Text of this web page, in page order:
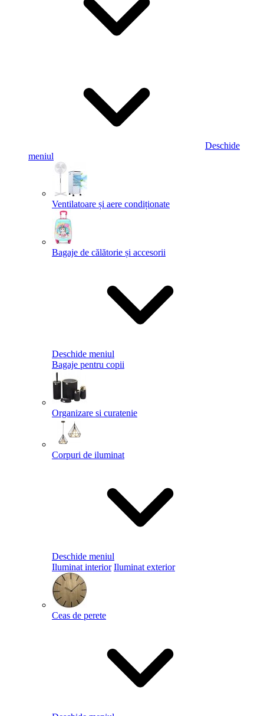
Deschide
meniul
Ventilatoare și aere condiționate
Bagaje de călătorie și accesorii
Deschide meniul
Bagaje pentru copii
Organizare si curatenie
Corpuri de iluminat
Deschide meniul
Iluminat interior Iluminat exterior
Ceas de perete